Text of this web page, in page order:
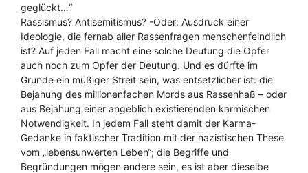
geglückt…“
Rassismus? Antisemitismus? -Oder: Ausdruck einer
Ideologie, die fernab aller Rassenfragen menschenfeindlich
ist? Auf jeden Fall macht eine solche Deutung die Opfer
auch noch zum Opfer der Deutung. Und es dürfte im
Grunde ein müßiger Streit sein, was entsetzlicher ist: die
Bejahung des millionenfachen Mords aus Rassenhaß – oder
aus Bejahung einer angeblich existierenden karmischen
Notwendigkeit. In jedem Fall steht damit der Karma-
Gedanke in faktischer Tradition mit der nazistischen These
vom „lebensunwerten Leben“; die Begriffe und
Begründungen mögen andere sein, es ist aber dieselbe